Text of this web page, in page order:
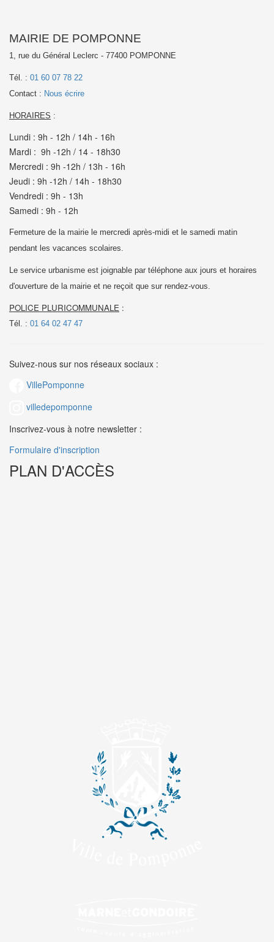
MAIRIE DE POMPONNE
1, rue du Général Leclerc - 77400 POMPONNE
Tél. : 01 60 07 78 22
Contact : Nous écrire
HORAIRES :
Lundi : 9h - 12h / 14h - 16h
Mardi : 9h -12h / 14 - 18h30
Mercredi : 9h -12h / 13h - 16h
Jeudi : 9h -12h / 14h - 18h30
Vendredi : 9h - 13h
Samedi : 9h - 12h
Fermeture de la mairie le mercredi après-midi et le samedi matin
pendant les vacances scolaires.
Le service urbanisme est joignable par téléphone aux jours et horaires
d'ouverture de la mairie et ne reçoit que sur rendez-vous.
POLICE PLURICOMMUNALE :
Tél. : 01 64 02 47 47
Suivez-nous sur nos réseaux sociaux :
VillePomponne
villedepomponne
Inscrivez-vous à notre newsletter :
Formulaire d'inscription
PLAN D'ACCÈS